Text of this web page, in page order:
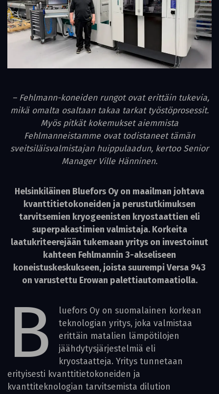
– Fehlmann-koneiden rungot ovat erittäin tukevia,
mikä omalta osaltaan takaa tarkat työstöprosessit.
Myös pitkät kokemukset aiemmista
Fehlmanneistamme ovat todistaneet tämän
sveitsiläisvalmistajan huippulaadun, kertoo Senior
Manager Ville Hänninen.
Helsinkiläinen Bluefors Oy on maailman johtava
kvantti­tietokoneiden ja perus­tutkimuksen
tarvitsemien kryogeenisten kryostaattien eli
super­pakastimien valmistaja. Korkeita
laatukriteerejään tukemaan yritys on investoinut
kahteen Fehlmannin 3-akseliseen
koneistuskeskukseen, joista suurempi Versa 943
on varustettu Erowan palettiautomaatiolla.
B
luefors Oy on suomalainen korkean
teknologian yritys, joka valmistaa
erittäin matalien lämpötilojen
jäähdytysjärjestelmiä eli
kryostaatteja. Yritys tunnetaan
erityisesti kvanttitietokoneiden ja
kvanttiteknologian tarvitsemista dilution